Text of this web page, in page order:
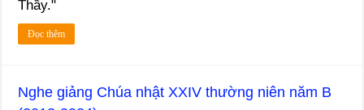
Thầy."
Đọc thêm
Nghe giảng Chúa nhật XXIV thường niên năm B